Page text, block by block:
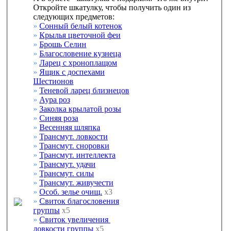
Откройте шкатулку, чтобы получить один из
следующих предметов:
» Сонный белый котенок
» Крылья цветочной феи
» Брошь Селин
» Благословение кузнеца
» Ларец с хроноплащом
» Ящик с доспехами
Шестионов
» Теневой ларец близнецов
» Аура роз
» Заколка крылатой розы
» Синяя роза
» Весенняя шляпка
» Трансмут. ловкости
» Трансмут. сноровки
» Трансмут. интеллекта
» Трансмут. удачи
» Трансмут. силы
» Трансмут. живучести
» Особ. зелье очищ. х3
» Свиток благословения
группы х5
» Свиток увеличения
ловкости группы х5